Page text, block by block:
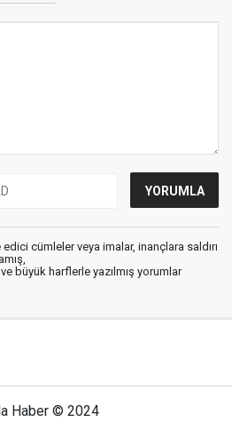
cümleler veya imalar, inançlara saldırı
büyük harflerle yazılmış yorumlar
Haber © 2024